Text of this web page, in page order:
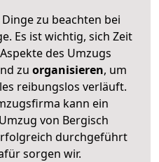
zu beachten bei
Es ist wichtig, sich Zeit
des Umzugs
zu organisieren, um
reibungslos verläuft.
kann ein
von Bergisch
durchgeführt
sorgen wir.